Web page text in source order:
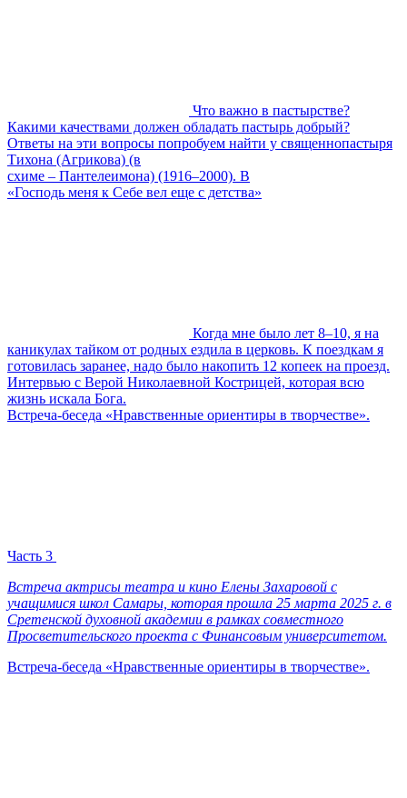
Что важно в пастырстве?
Какими качествами должен обладать пастырь добрый?
Ответы на эти вопросы попробуем найти у священнопастыря
Тихона (Агрикова) (в
схиме – Пантелеимона) (1916–2000). В
«Господь меня к Себе вел еще с детства»
Когда мне было лет 8–10, я на
каникулах тайком от родных ездила в церковь. К поездкам я
готовилась заранее, надо было накопить 12 копеек на проезд.
Интервью с Верой Николаевной Кострицей, которая всю
жизнь искала Бога.
Встреча-беседа «Нравственные ориентиры в творчестве».
Часть 3
Встреча актрисы театра и кино Елены Захаровой с
учащимися школ Самары, которая прошла 25 марта 2025 г. в
Сретенской духовной академии в рамках совместного
Просветительского проекта с Финансовым университетом.
Встреча-беседа «Нравственные ориентиры в творчестве».